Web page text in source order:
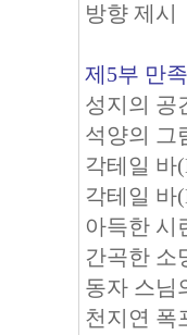
방향 제시
제5부 만
성지의 공
석양의 그
각테일 바
각테일 바
아득한 시
간곡한 소
동자 스님
천지연 폭